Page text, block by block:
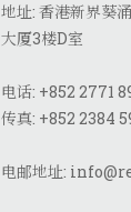
地址: 香港新界葵
大厦3楼D室
电话: +852 2771
传真: +852 2384
电邮地址: